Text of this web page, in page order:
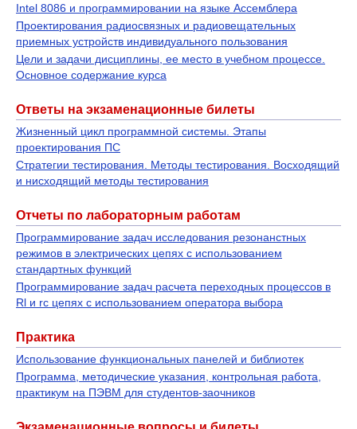
Intel 8086 и программировании на языке Ассемблера
Проектирования радиосвязных и радиовещательных
приемных устройств индивидуального пользования
Цели и задачи дисциплины, ее место в учебном процессе.
Основное содержание курса
Ответы на экзаменационные билеты
Жизненный цикл программной системы. Этапы
проектирования ПС
Стратегии тестирования. Методы тестирования. Восходящий
и нисходящий методы тестирования
Отчеты по лабораторным работам
Программирование задач исследования резонанстных
режимов в электрических цепях с использованием
стандартных функций
Программирование задач расчета переходных процессов в
Rl и rc цепях с использованием оператора выбора
Практика
Использование функциональных панелей и библиотек
Программа, методические указания, контрольная работа,
практикум на ПЭВМ для студентов-заочников